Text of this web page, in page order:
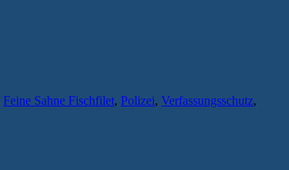
Feine Sahne Fischfilet, Polizei, Verfassungsschutz,